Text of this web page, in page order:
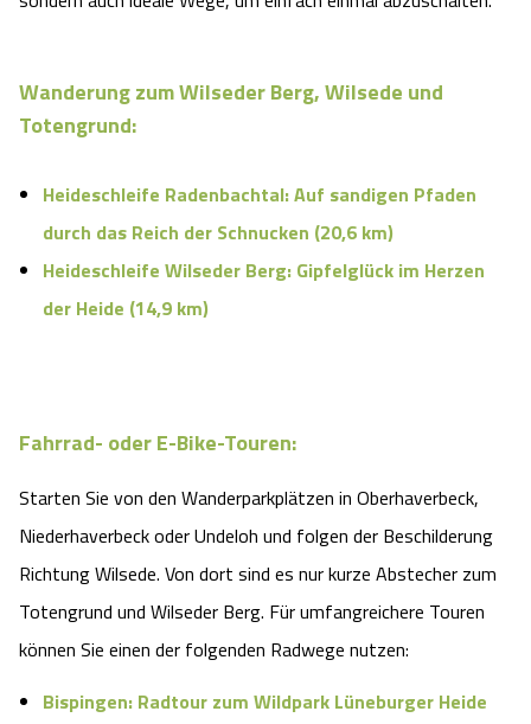
Wanderung zum Wilseder Berg, Wilsede und
Totengrund:
Heideschleife Radenbachtal: Auf sandigen Pfaden
durch das Reich der Schnucken (20,6 km)
Heideschleife Wilseder Berg: Gipfelglück im Herzen
der Heide (14,9 km)
Fahrrad- oder E-Bike-Touren:
Starten Sie von den Wanderparkplätzen in Oberhaverbeck,
Niederhaverbeck oder Undeloh und folgen der Beschilderung
Richtung Wilsede. Von dort sind es nur kurze Abstecher zum
Totengrund und Wilseder Berg. Für umfangreichere Touren
können Sie einen der folgenden Radwege nutzen:
Bispingen: Radtour zum Wildpark Lüneburger Heide